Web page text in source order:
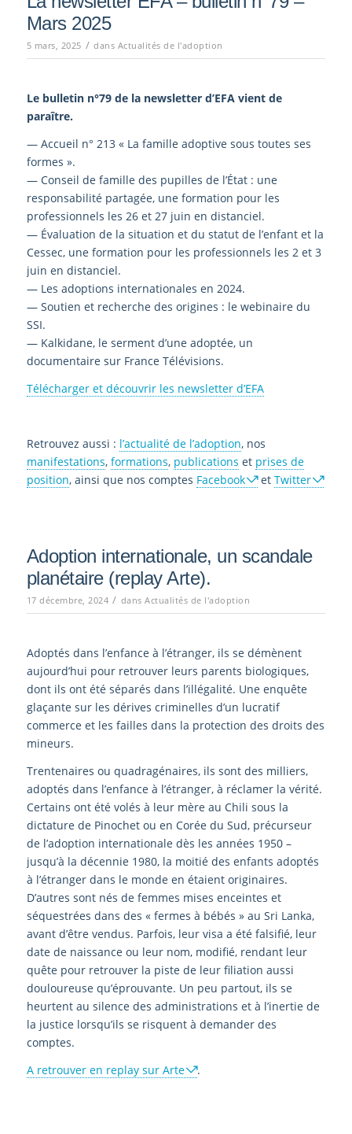
Mars 2025
5 mars, 2025 / dans Actualités de l'adoption
Le bulletin n°79 de la newsletter d’EFA vient de
paraître.
— Accueil n° 213 « La famille adoptive sous toutes ses
formes ».
— Conseil de famille des pupilles de l’État : une
responsabilité partagée, une formation pour les
professionnels les 26 et 27 juin en distanciel.
— Évaluation de la situation et du statut de l’enfant et la
Cessec, une formation pour les professionnels les 2 et 3
juin en distanciel.
— Les adoptions internationales en 2024.
— Soutien et recherche des origines : le webinaire du
SSI.
— Kalkidane, le serment d’une adoptée, un
documentaire sur France Télévisions.
Télécharger et découvrir les newsletter d’EFA
Retrouvez aussi : l’actualité de l’adoption, nos
manifestations, formations, publications et prises de
position, ainsi que nos comptes Facebook et Twitter
Adoption internationale, un scandale
planétaire (replay Arte).
17 décembre, 2024 / dansActualités de l'adoption
Adoptés dans l’enfance à l’étranger, ils se démènent
aujourd’hui pour retrouver leurs parents biologiques,
dont ils ont été séparés dans l’illégalité. Une enquête
glaçante sur les dérives criminelles d’un lucratif
commerce et les failles dans la protection des droits des
mineurs.
Trentenaires ou quadragénaires, ils sont des milliers,
adoptés dans l’enfance à l’étranger, à réclamer la vérité.
Certains ont été volés à leur mère au Chili sous la
dictature de Pinochet ou en Corée du Sud, précurseur
de l’adoption internationale dès les années 1950 –
jusqu’à la décennie 1980, la moitié des enfants adoptés
à l’étranger dans le monde en étaient originaires.
D’autres sont nés de femmes mises enceintes et
séquestrées dans des « fermes à bébés » au Sri Lanka,
avant d’être vendus. Parfois, leur visa a été falsifié, leur
date de naissance ou leur nom, modifié, rendant leur
quête pour retrouver la piste de leur filiation aussi
douloureuse qu’éprouvante. Un peu partout, ils se
heurtent au silence des administrations et à l’inertie de
la justice lorsqu’ils se risquent à demander des
comptes.
A retrouver en replay sur Arte
.